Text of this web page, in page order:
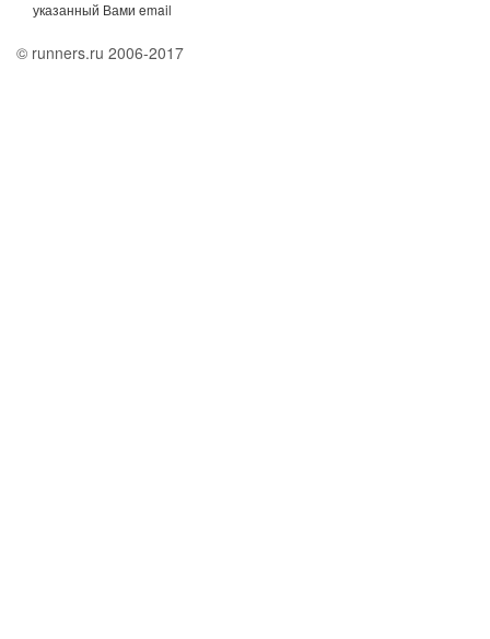
указанный Вами email
© runners.ru 2006-2017